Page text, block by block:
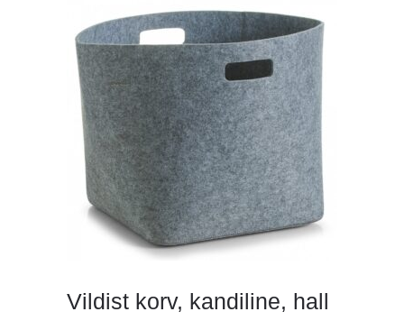
Vildist korv, kandiline, hall